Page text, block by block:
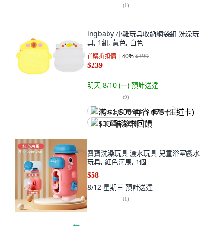
(1)
ingbaby 小雞玩具收納網袋組 洗澡玩
具, 1組, 黃色, 白色
首購折扣價 40%$399
$239
明天 8/10 (一) 預計送達
(9)
满 $1,500 再省 $75 (王道卡)
$10 酷澎幣回饋
寶寶洗澡玩具 灑水玩具 兒童浴室戲水
玩具, 紅色河馬, 1個
$58
8/12 星期三 預計送達
(1)